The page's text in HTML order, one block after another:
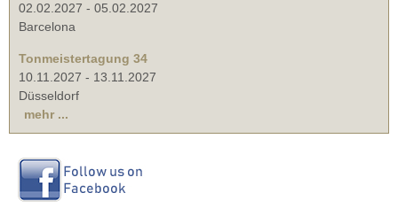
02.02.2027 - 05.02.2027
Barcelona
Tonmeistertagung 34
10.11.2027 - 13.11.2027
Düsseldorf
mehr ...